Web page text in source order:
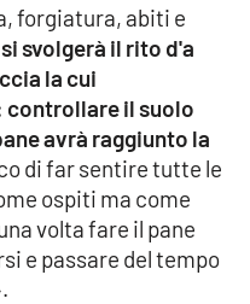
forgiatura, abiti e
svolgerà il rito d'a
la cui
controllare il suolo
avrà raggiunto la
di far sentire tutte le
ospiti ma come
volta fare il pane
e passare del tempo